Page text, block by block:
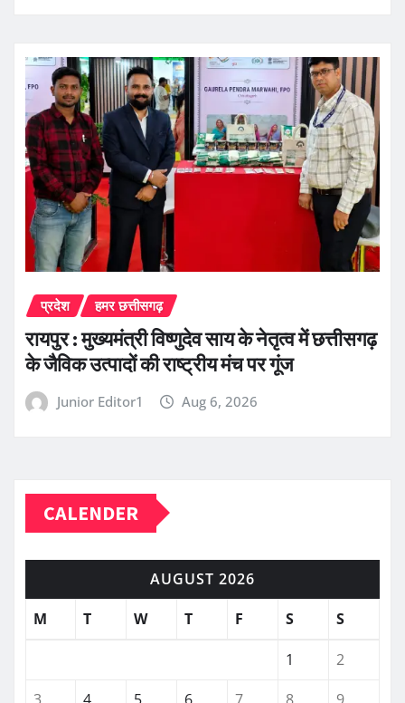
प्रदेश हमर छत्तीसगढ़
रायपुर : मुख्यमंत्री विष्णुदेव साय के नेतृत्व में छत्तीसगढ़
के जैविक उत्पादों की राष्ट्रीय मंच पर गूंज
Junior Editor1 Aug 6, 2026
CALENDER
AUGUST 2026
M
T W T F S S
1
2
3
4 5 6 7 8 9